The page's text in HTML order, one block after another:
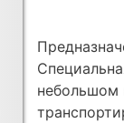
небольшом